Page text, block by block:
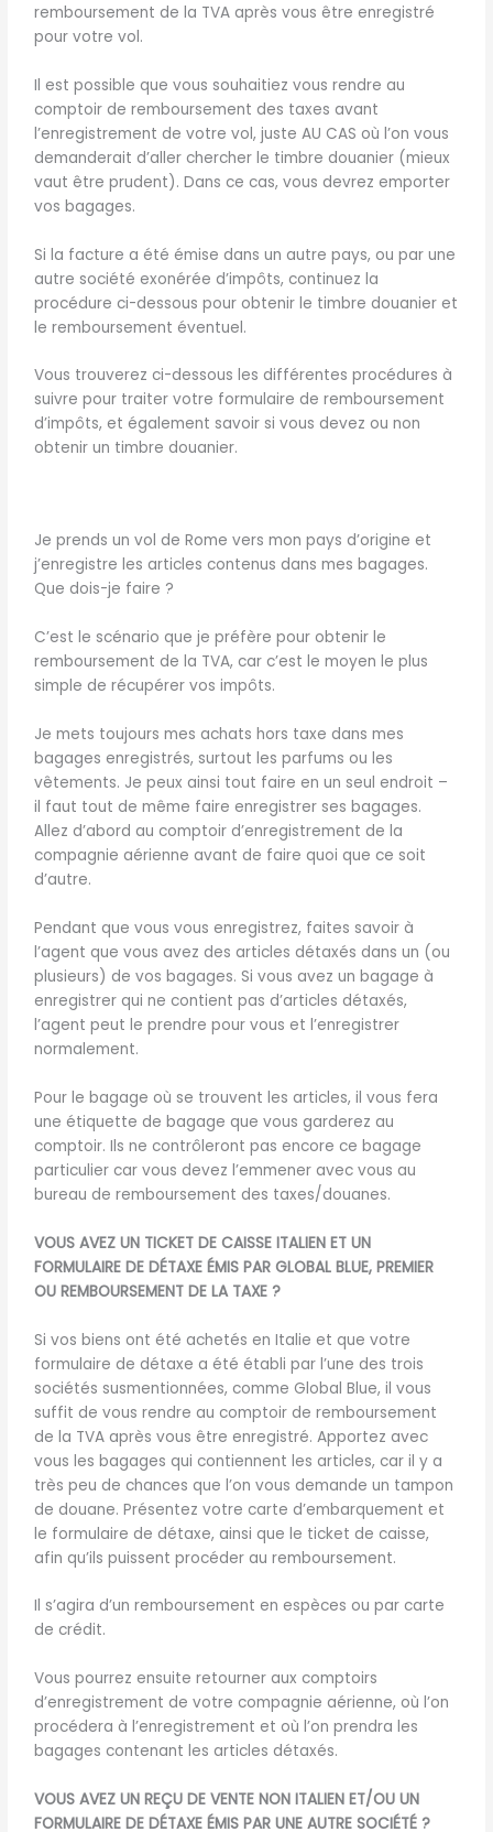
remboursement de la TVA après vous être enregistré
pour votre vol.
Il est possible que vous souhaitiez vous rendre au
comptoir de remboursement des taxes avant
l’enregistrement de votre vol, juste AU CAS où l’on vous
demanderait d’aller chercher le timbre douanier (mieux
vaut être prudent). Dans ce cas, vous devrez emporter
vos bagages.
Si la facture a été émise dans un autre pays, ou par une
autre société exonérée d’impôts, continuez la
procédure ci-dessous pour obtenir le timbre douanier et
le remboursement éventuel.
Vous trouverez ci-dessous les différentes procédures à
suivre pour traiter votre formulaire de remboursement
d’impôts, et également savoir si vous devez ou non
obtenir un timbre douanier.
Je prends un vol de Rome vers mon pays d’origine et
j’enregistre les articles contenus dans mes bagages.
Que dois-je faire ?
C’est le scénario que je préfère pour obtenir le
remboursement de la TVA, car c’est le moyen le plus
simple de récupérer vos impôts.
Je mets toujours mes achats hors taxe dans mes
bagages enregistrés, surtout les parfums ou les
vêtements. Je peux ainsi tout faire en un seul endroit –
il faut tout de même faire enregistrer ses bagages.
Allez d’abord au comptoir d’enregistrement de la
compagnie aérienne avant de faire quoi que ce soit
d’autre.
Pendant que vous vous enregistrez, faites savoir à
l’agent que vous avez des articles détaxés dans un (ou
plusieurs) de vos bagages. Si vous avez un bagage à
enregistrer qui ne contient pas d’articles détaxés,
l’agent peut le prendre pour vous et l’enregistrer
normalement.
Pour le bagage où se trouvent les articles, il vous fera
une étiquette de bagage que vous garderez au
comptoir. Ils ne contrôleront pas encore ce bagage
particulier car vous devez l’emmener avec vous au
bureau de remboursement des taxes/douanes.
VOUS AVEZ UN TICKET DE CAISSE ITALIEN ET UN
FORMULAIRE DE DÉTAXE ÉMIS PAR GLOBAL BLUE, PREMIER
OU REMBOURSEMENT DE LA TAXE ?
Si vos biens ont été achetés en Italie et que votre
formulaire de détaxe a été établi par l’une des trois
sociétés susmentionnées, comme Global Blue, il vous
suffit de vous rendre au comptoir de remboursement
de la TVA après vous être enregistré. Apportez avec
vous les bagages qui contiennent les articles, car il y a
très peu de chances que l’on vous demande un tampon
de douane. Présentez votre carte d’embarquement et
le formulaire de détaxe, ainsi que le ticket de caisse,
afin qu’ils puissent procéder au remboursement.
Il s’agira d’un remboursement en espèces ou par carte
de crédit.
Vous pourrez ensuite retourner aux comptoirs
d’enregistrement de votre compagnie aérienne, où l’on
procédera à l’enregistrement et où l’on prendra les
bagages contenant les articles détaxés.
VOUS AVEZ UN REÇU DE VENTE NON ITALIEN ET/OU UN
FORMULAIRE DE DÉTAXE ÉMIS PAR UNE AUTRE SOCIÉTÉ ?